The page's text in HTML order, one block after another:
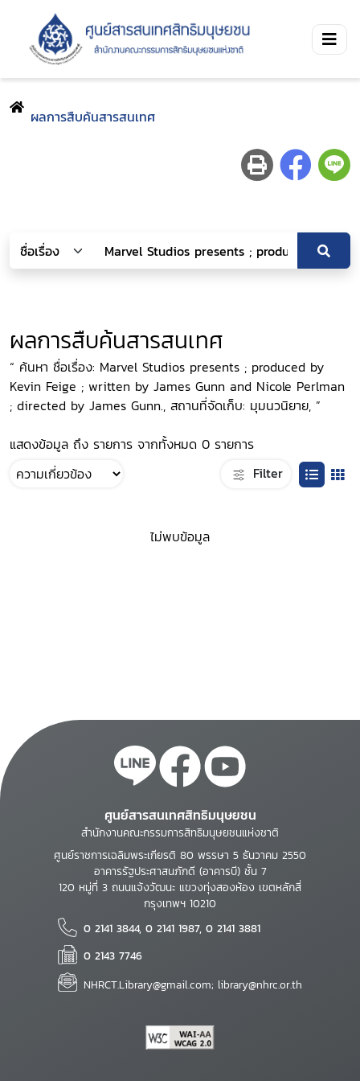
ผลการสืบค้นสารสนเทศ
ผลการสืบค้นสารสนเทศ
“ ค้นหา ชื่อเรื่อง: Marvel Studios presents ; produced by
Kevin Feige ; written by James Gunn and Nicole Perlman
; directed by James Gunn., สถานที่จัดเก็บ: มุมนวนิยาย, ”
แสดงข้อมูล ถึง รายการ จากทั้งหมด 0 รายการ
Filter
ไม่พบข้อมูล
ศูนย์สารสนเทศสิทธิมนุษยชน
สำนักงานคณะกรรมการสิทธิมนุษยชนแห่งชาติ
ศูนย์ราชการเฉลิมพระเกียรติ 80 พรรษา 5 ธันวาคม 2550
อาคารรัฐประศาสนภักดี (อาคารบี) ชั้น 7
120 หมู่ที่ 3 ถนนแจ้งวัฒนะ แขวงทุ่งสองห้อง เขตหลักสี่
กรุงเทพฯ 10210
0 2141 3844, 0 2141 1987, 0 2141 3881
0 2143 7746
NHRCT.Library@gmail.com; library@nhrc.or.th